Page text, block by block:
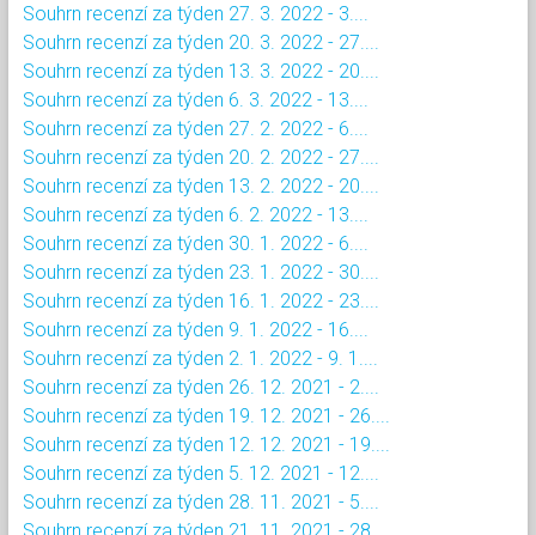
Souhrn recenzí za týden 27. 3. 2022 - 3....
Souhrn recenzí za týden 20. 3. 2022 - 27....
Souhrn recenzí za týden 13. 3. 2022 - 20....
Souhrn recenzí za týden 6. 3. 2022 - 13....
Souhrn recenzí za týden 27. 2. 2022 - 6....
Souhrn recenzí za týden 20. 2. 2022 - 27....
Souhrn recenzí za týden 13. 2. 2022 - 20....
Souhrn recenzí za týden 6. 2. 2022 - 13....
Souhrn recenzí za týden 30. 1. 2022 - 6....
Souhrn recenzí za týden 23. 1. 2022 - 30....
Souhrn recenzí za týden 16. 1. 2022 - 23....
Souhrn recenzí za týden 9. 1. 2022 - 16....
Souhrn recenzí za týden 2. 1. 2022 - 9. 1....
Souhrn recenzí za týden 26. 12. 2021 - 2....
Souhrn recenzí za týden 19. 12. 2021 - 26....
Souhrn recenzí za týden 12. 12. 2021 - 19....
Souhrn recenzí za týden 5. 12. 2021 - 12....
Souhrn recenzí za týden 28. 11. 2021 - 5....
Souhrn recenzí za týden 21. 11. 2021 - 28....